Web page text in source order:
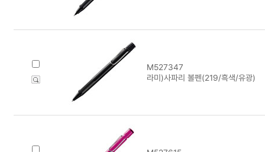
M527347
라미)사파리 볼펜(219/흑색/유광)